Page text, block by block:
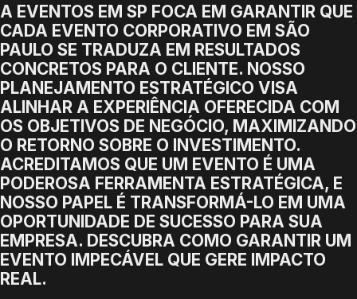
A EVENTOS EM SP FOCA EM GARANTIR QUE
CADA EVENTO CORPORATIVO EM SÃO
PAULO SE TRADUZA EM RESULTADOS
CONCRETOS PARA O CLIENTE. NOSSO
PLANEJAMENTO ESTRATÉGICO VISA
ALINHAR A EXPERIÊNCIA OFERECIDA COM
OS OBJETIVOS DE NEGÓCIO, MAXIMIZANDO
O RETORNO SOBRE O INVESTIMENTO.
ACREDITAMOS QUE UM EVENTO É UMA
PODEROSA FERRAMENTA ESTRATÉGICA, E
NOSSO PAPEL É TRANSFORMÁ-LO EM UMA
OPORTUNIDADE DE SUCESSO PARA SUA
EMPRESA. DESCUBRA COMO GARANTIR UM
EVENTO IMPECÁVEL QUE GERE IMPACTO
REAL.